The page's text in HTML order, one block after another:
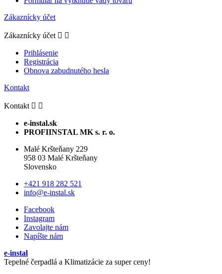
Zákaznícky účet
Zákaznícky účet  
Prihlásenie
Registrácia
Obnova zabudnutého hesla
Kontakt
Kontakt  
e-instal.sk
PROFIINSTAL MK s. r. o.
Malé Kršteňany 229
958 03 Malé Kršteňany
Slovensko
+421 918 282 521
info@e-instal.sk
Facebook
Instagram
Zavolajte nám
Napíšte nám
e-instal
Tepelné čerpadlá a Klimatizácie za super ceny!